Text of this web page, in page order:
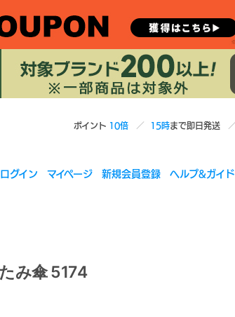
ポイント 10倍 15時まで即日発送
ログイン マイページ 新規会員登録 ヘルプ&ガイド
み傘 5174